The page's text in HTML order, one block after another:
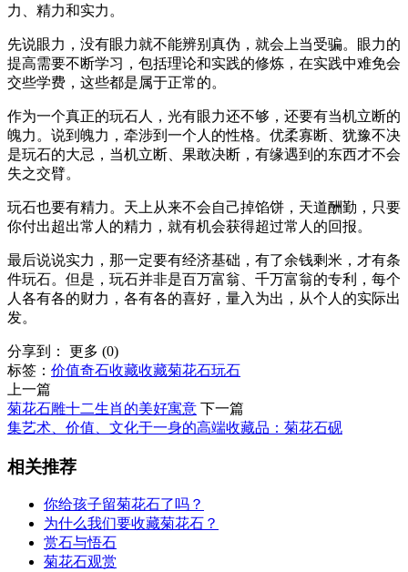
力、精力和实力。
先说眼力，没有眼力就不能辨别真伪，就会上当受骗。眼力的
提高需要不断学习，包括理论和实践的修炼，在实践中难免会
交些学费，这些都是属于正常的。
作为一个真正的玩石人，光有眼力还不够，还要有当机立断的
魄力。说到魄力，牵涉到一个人的性格。优柔寡断、犹豫不决
是玩石的大忌，当机立断、果敢决断，有缘遇到的东西才不会
失之交臂。
玩石也要有精力。天上从来不会自己掉馅饼，天道酬勤，只要
你付出超出常人的精力，就有机会获得超过常人的回报。
最后说说实力，那一定要有经济基础，有了余钱剩米，才有条
件玩石。但是，玩石并非是百万富翁、千万富翁的专利，每个
人各有各的财力，各有各的喜好，量入为出，从个人的实际出
发。
分享到： 更多 (0)
标签： 价值奇石收藏收藏菊花石玩石
上一篇
菊花石雕十二生肖的美好寓意 下一篇
集艺术、价值、文化于一身的高端收藏品：菊花石砚
相关推荐
你给孩子留菊花石了吗？
为什么我们要收藏菊花石？
赏石与悟石
菊花石观赏